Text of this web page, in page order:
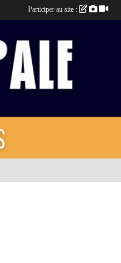
Participer au site :